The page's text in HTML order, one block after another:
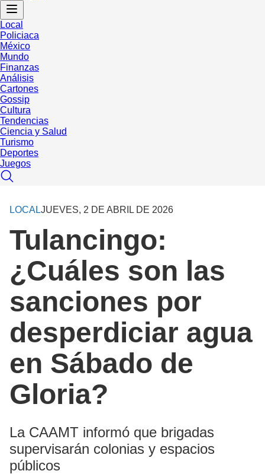
Local
Policiaca
México
Mundo
Finanzas
Análisis
Cartones
Gossip
Cultura
Tendencias
Ciencia y Salud
Turismo
Deportes
Juegos
LOCALJUEVES, 2 DE ABRIL DE 2026
Tulancingo:
¿Cuáles son las
sanciones por
desperdiciar agua
en Sábado de
Gloria?
La CAAMT informó que brigadas
supervisarán colonias y espacios
públicos